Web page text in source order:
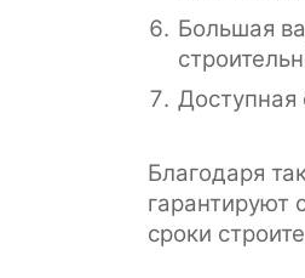
Большая
Доступная
Благодаря
гарантируют
сроки